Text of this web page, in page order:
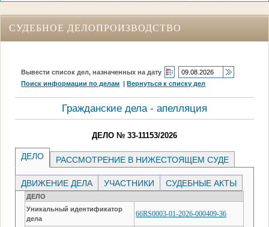
СУДЕБНОЕ ДЕЛОПРОИЗВОДСТВО
Вывести список дел, назначенных на дату
Поиск информации по делам |Вернуться к списку дел
Гражданские дела - апелляция
ДЕЛО № 33-11153/2026
ДЕЛО РАССМОТРЕНИЕ В НИЖЕСТОЯЩЕМ СУДЕ
ДВИЖЕНИЕ ДЕЛА УЧАСТНИКИ СУДЕБНЫЕ АКТЫ
ДЕЛО
Уникальный идентификатор
дела
66RS0003-01-2026-000409-36